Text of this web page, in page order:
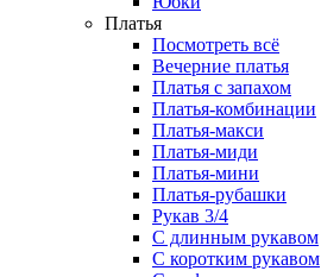
Платья
Посмотреть всё
Вечерние платья
Платья с запахом
Платья-комбинации
Платья-макси
Платья-миди
Платья-мини
Платья-рубашки
Рукав 3/4
С длинным рукавом
С коротким рукавом